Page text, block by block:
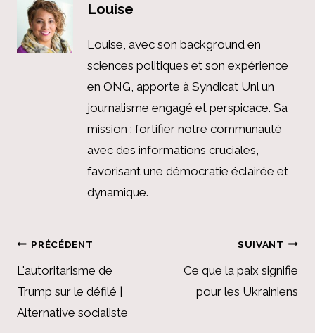
Louise
Louise, avec son background en
sciences politiques et son expérience
en ONG, apporte à Syndicat Unl un
journalisme engagé et perspicace. Sa
mission : fortifier notre communauté
avec des informations cruciales,
favorisant une démocratie éclairée et
dynamique.
Navigation
de
l’article
PRÉCÉDENT
L'autoritarisme de
Trump sur le défilé |
Alternative socialiste
SUIVANT
Ce que la paix signifie
pour les Ukrainiens